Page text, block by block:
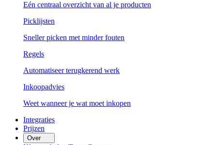
Eén centraal overzicht van al je producten
Picklijsten
Sneller picken met minder fouten
Regels
Automatiseer terugkerend werk
Inkoopadvies
Weet wanneer je wat moet inkopen
Integraties
Prijzen
Over